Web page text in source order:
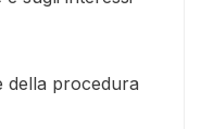
procedura